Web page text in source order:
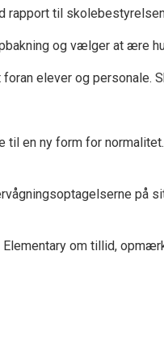
til
og vælger at ære
elever og personale.
til en ny form for
på
om tillid,